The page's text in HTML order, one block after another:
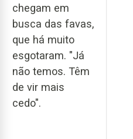
chegam em
busca das favas,
que há muito
esgotaram. "Já
não temos. Têm
de vir mais
cedo".